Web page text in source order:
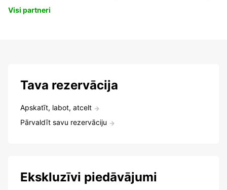
Visi partneri
Tava rezervācija
Apskatīt, labot, atcelt
Pārvaldīt savu rezervāciju
Ekskluzīvi piedāvājumi